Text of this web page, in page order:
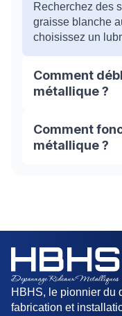
Recherchez des
graisse blanche
choisissez un
Comment
métallique ?
Si vous trouvez
ne paniquez
vous aider et
Comment
métallique ?
HBHS, le pionnier du
fabrication et